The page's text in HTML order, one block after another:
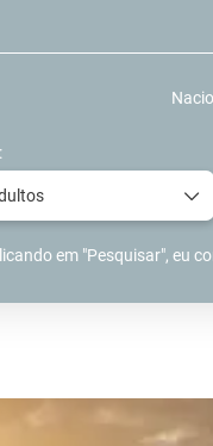
em "Pesquisar", eu